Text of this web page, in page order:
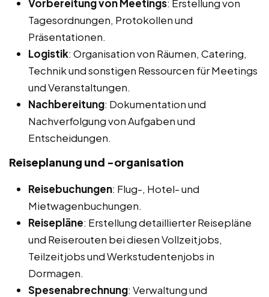
Vorbereitung von Meetings: Erstellung von
Tagesordnungen, Protokollen und
Präsentationen.
Logistik: Organisation von Räumen, Catering,
Technik und sonstigen Ressourcen für Meetings
und Veranstaltungen.
Nachbereitung: Dokumentation und
Nachverfolgung von Aufgaben und
Entscheidungen.
Reiseplanung und -organisation
Reisebuchungen: Flug-, Hotel- und
Mietwagenbuchungen.
Reisepläne: Erstellung detaillierter Reisepläne
und Reiserouten bei diesen Vollzeitjobs,
Teilzeitjobs und Werkstudentenjobs in
Dormagen.
Spesenabrechnung: Verwaltung und